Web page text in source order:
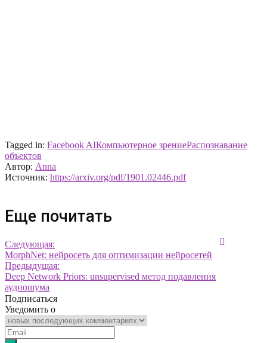
Tagged in: Facebook AIКомпьютерное зрениеРаспознавание
объектов
Автор: Anna
Источник: https://arxiv.org/pdf/1901.02446.pdf
Еще почитать
Следующая:
MorphNet: нейросеть для оптимизации нейросетей
Предыдущая:
Deep Network Priors: unsupervised метод подавления
аудиошума
Подписаться
Уведомить о